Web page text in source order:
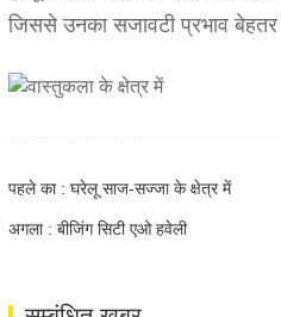
जिससे उनका सजावटी प्रभाव बेहतर
पहले का : घरेलू साज-सज्जा के क्षेत्र में
अगला : बीजिंग सिटी एओ हवेली